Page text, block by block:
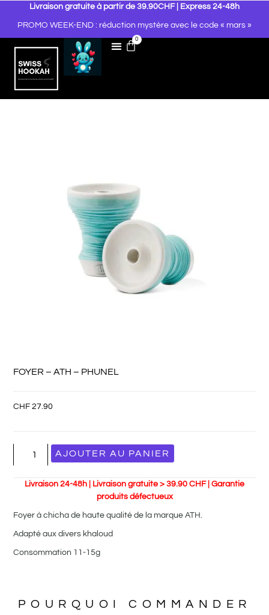
Livraison gratuite à partir de 39.90CHF | Express 24-48h
PROMO WEEK-END : réduction mystère avec le code « mars »
0
FOYER – ATH – PHUNEL
CHF 27.90
AJOUTER AU PANIER
Livraison 24-48h | Livraison gratuite > 39.90 CHF | Garantie
produits défectueux
Foyer à chicha de haute qualité de la marque ATH.
Adapté aux divers khaloud
Consommation 11-15g
POURQUOI COMMANDER